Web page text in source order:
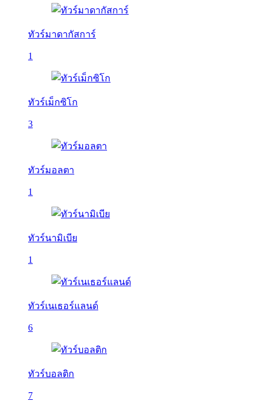
ทัวร์มาดากัสการ์
1
ทัวร์เม็กซิโก
3
ทัวร์มอลตา
1
ทัวร์นามิเบีย
1
ทัวร์เนเธอร์แลนด์
6
ทัวร์บอลติก
7